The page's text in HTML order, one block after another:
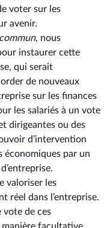
voter sur les
avenir.
, nous
instaurer cette
qui serait
de nouveaux
sur les finances
les salariés à un vote
dirigeantes ou des
d’intervention
économiques par un
valoriser les
réel dans l’entreprise.
vote de ces